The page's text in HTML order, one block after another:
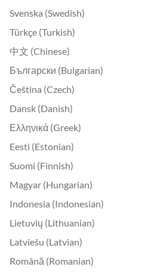
Svenska (Swedish)
Türkçe (Turkish)
中文 (Chinese)
Български (Bulgarian)
Čeština (Czech)
Dansk (Danish)
Ελληνικά (Greek)
Eesti (Estonian)
Suomi (Finnish)
Magyar (Hungarian)
Indonesia (Indonesian)
Lietuvių (Lithuanian)
Latviešu (Latvian)
Română (Romanian)